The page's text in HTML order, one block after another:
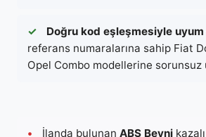
✓ Doğru kod eşleşmesiyle uyum
referans numaralarına sahip Fiat
Opel Combo modellerine sorunsuz
• İlanda bulunan ABS Beyni